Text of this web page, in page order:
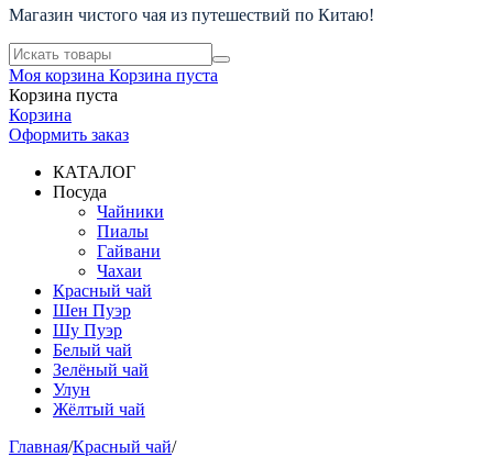
Магазин чистого чая из путешествий по Китаю!
Моя корзина Корзина пуста
Корзина пуста
Корзина
Оформить заказ
КАТАЛОГ
Посуда
Чайники
Пиалы
Гайвани
Чахаи
Красный чай
Шен Пуэр
Шу Пуэр
Белый чай
Зелёный чай
Улун
Жёлтый чай
Главная/Красный чай/